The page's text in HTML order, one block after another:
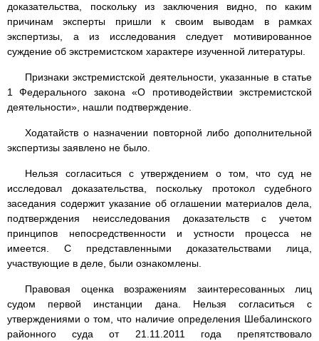
доказательства, поскольку из заключения видно, по каким
причинам эксперты пришли к своим выводам в рамках
экспертизы, а из исследования следует мотивированное
суждение об экстремистском характере изученной литературы.
Признаки экстремистской деятельности, указанные в статье
1 Федерального закона «О противодействии экстремистской
деятельности», нашли подтверждение.
Ходатайств о назначении повторной либо дополнительной
экспертизы заявлено не было.
Нельзя согласиться с утверждением о том, что суд не
исследовал доказательства, поскольку протокол судебного
заседания содержит указание об оглашении материалов дела,
подтверждения неисследования доказательств с учетом
принципов непосредственности и устности процесса не
имеется. С представленными доказательствами лица,
участвующие в деле, были ознакомлены.
Правовая оценка возражениям заинтересованных лиц
судом первой инстанции дана. Нельзя согласиться с
утверждениями о том, что наличие определения Шебалинского
районного суда от 21.11.2011 года препятствовало